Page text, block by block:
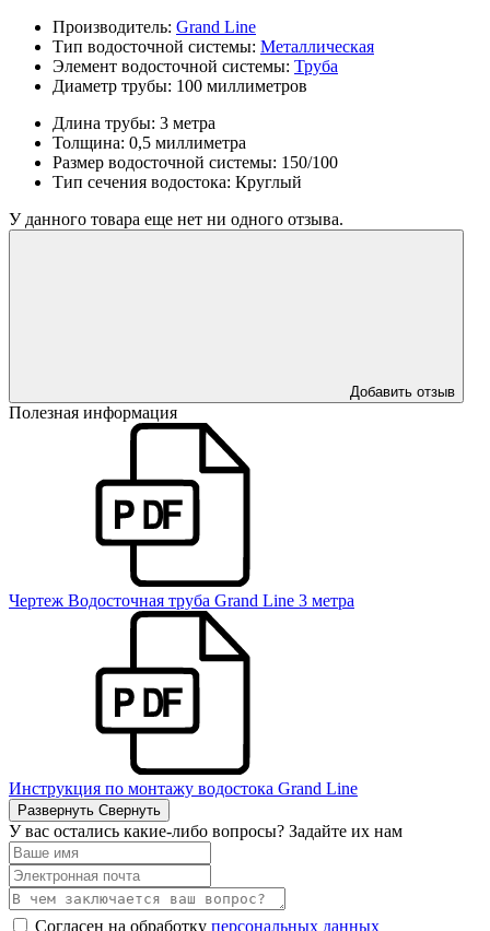
Производитель: Grand Line
Тип водосточной системы: Металлическая
Элемент водосточной системы: Труба
Диаметр трубы: 100 миллиметров
Длина трубы: 3 метра
Толщина: 0,5 миллиметра
Размер водосточной системы: 150/100
Тип сечения водостока: Круглый
У данного товара еще нет ни одного отзыва.
Добавить отзыв
Полезная информация
Чертеж Водосточная труба Grand Line 3 метра
Инструкция по монтажу водостока Grand Line
Развернуть Свернуть
У вас остались какие-либо вопросы? Задайте их нам
Согласен на обработку персональных данных